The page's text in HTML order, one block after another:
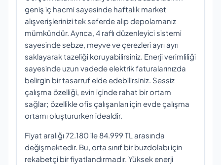
geniş iç hacmi sayesinde haftalık market
alışverişlerinizi tek seferde alıp depolamanız
mümkündür. Ayrıca, 4 raflı düzenleyici sistemi
sayesinde sebze, meyve ve çerezleri ayrı ayrı
saklayarak tazeliği koruyabilirsiniz. Enerji verimliliği
sayesinde uzun vadede elektrik faturalarınızda
belirgin bir tasarruf elde edebilirsiniz. Sessiz
çalışma özelliği, evin içinde rahat bir ortam
sağlar; özellikle ofis çalışanları için evde çalışma
ortamı oluştururken idealdir.
Fiyat aralığı 72.180 ile 84.999 TL arasında
değişmektedir. Bu, orta sınıf bir buzdolabı için
rekabetçi bir fiyatlandırmadır. Yüksek enerji